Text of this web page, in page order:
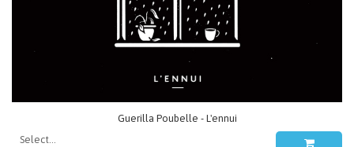
Guerilla Poubelle - L'ennui